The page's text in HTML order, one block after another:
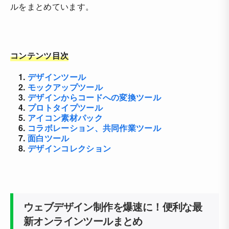
ルをまとめています。
コンテンツ目次
1. デザインツール
2. モックアップツール
3. デザインからコードへの変換ツール
4. プロトタイプツール
5. アイコン素材パック
6. コラボレーション、共同作業ツール
7. 面白ツール
8. デザインコレクション
ウェブデザイン制作を爆速に！便利な最
新オンラインツールまとめ